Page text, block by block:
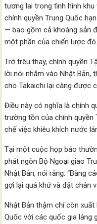
tương lai trong tình hình
chính quyền Trung Quốc
— bao gồm cả khoáng sản
một phần của chiến lược đó.
Trớ trêu thay, chính quyền
lời nói nhắm vào Nhật Bản,
cho Takaichi lại càng được
Điều này có nghĩa là chính
trường tồn của chính quyền
chế việc khiêu khích nước
Tại một cuộc họp báo
phát ngôn Bộ Ngoại giao
Nhật Bản, nói rằng: “Bằng
gợi lại quá khứ và đặt chân
Nhật Bản thậm chí còn
Quốc với các quốc gia láng